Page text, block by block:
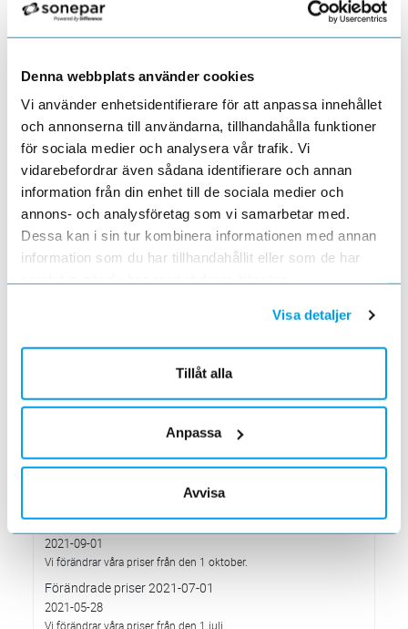
Denna webbplats använder cookies
Vi använder enhetsidentifierare för att anpassa innehållet
och annonserna till användarna, tillhandahålla funktioner
för sociala medier och analysera vår trafik. Vi
vidarebefordrar även sådana identifierare och annan
information från din enhet till de sociala medier och
annons- och analysföretag som vi samarbetar med.
Dessa kan i sin tur kombinera informationen med annan
information som du har tillhandahållit eller som de har
samlat in när du har använt deras tjänster.
Visa detaljer
Tillåt alla
Anpassa
Avvisa
2022-05-27
En grundläggande certifieringsutbildning för installatörer
Förändrade priser 2022-05-01
2022-03-31
Med anledning av stigande råvarupriser.
Ecovadis ger Elektroskandia högsta betyg inom
hållbarhetsarbete
2022-03-21
Det oberoende analysföretaget Ecovadis har tilldelat
Elektroskandia högsta möjliga betyg, Platina, för företagets
hållbarhetsarbete.
Med anledning av Rysslands invasion av Ukraina
har Elektroskandia adresserat och tagit avstånd från alla
Förändrade priser 2022-04-01
Med anledning av stigande komponent- och metallpriser.
Prisavisering per den 4:e januari 2022
Med anledning av rådande omvärldsläge så justerar
Förändrade priser 2021-10-01
2021-09-01
Vi förändrar våra priser från den 1 oktober.
Förändrade priser 2021-07-01
2021-05-28
Vi förändrar våra priser från den 1 juli.